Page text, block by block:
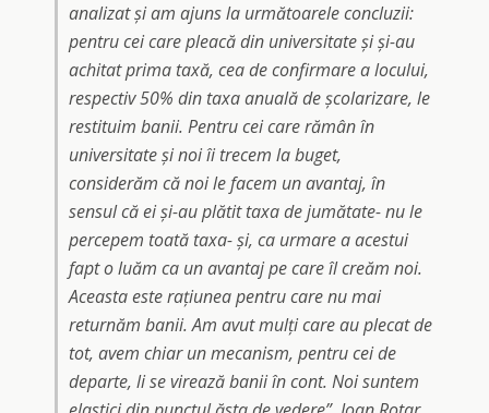
analizat și am ajuns la următoarele concluzii:
pentru cei care pleacă din universitate și și-au
achitat prima taxă, cea de confirmare a locului,
respectiv 50% din taxa anuală de școlarizare, le
restituim banii. Pentru cei care rămân în
universitate și noi îi trecem la buget,
considerăm că noi le facem un avantaj, în
sensul că ei și-au plătit taxa de jumătate- nu le
percepem toată taxa- și, ca urmare a acestui
fapt o luăm ca un avantaj pe care îl creăm noi.
Aceasta este rațiunea pentru care nu mai
returnăm banii. Am avut mulți care au plecat de
tot, avem chiar un mecanism, pentru cei de
departe, li se virează banii în cont. Noi suntem